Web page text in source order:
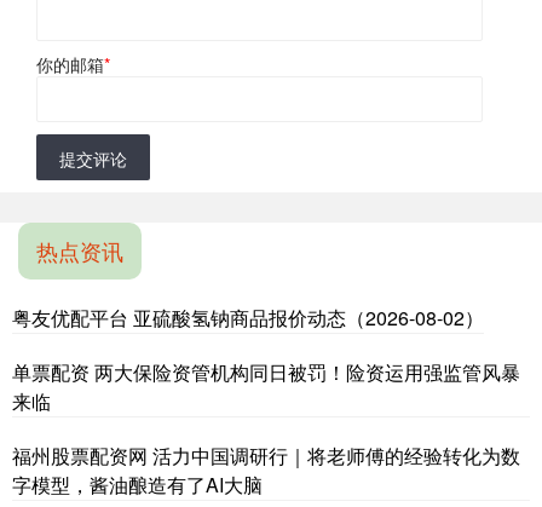
你的邮箱*
提交评论
热点资讯
粤友优配平台 亚硫酸氢钠商品报价动态（2026-08-02）
单票配资 两大保险资管机构同日被罚！险资运用强监管风暴
来临
福州股票配资网 活力中国调研行｜将老师傅的经验转化为数
字模型，酱油酿造有了AI大脑